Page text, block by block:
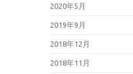
2020年5月
2019年9月
2018年12月
2018年11月